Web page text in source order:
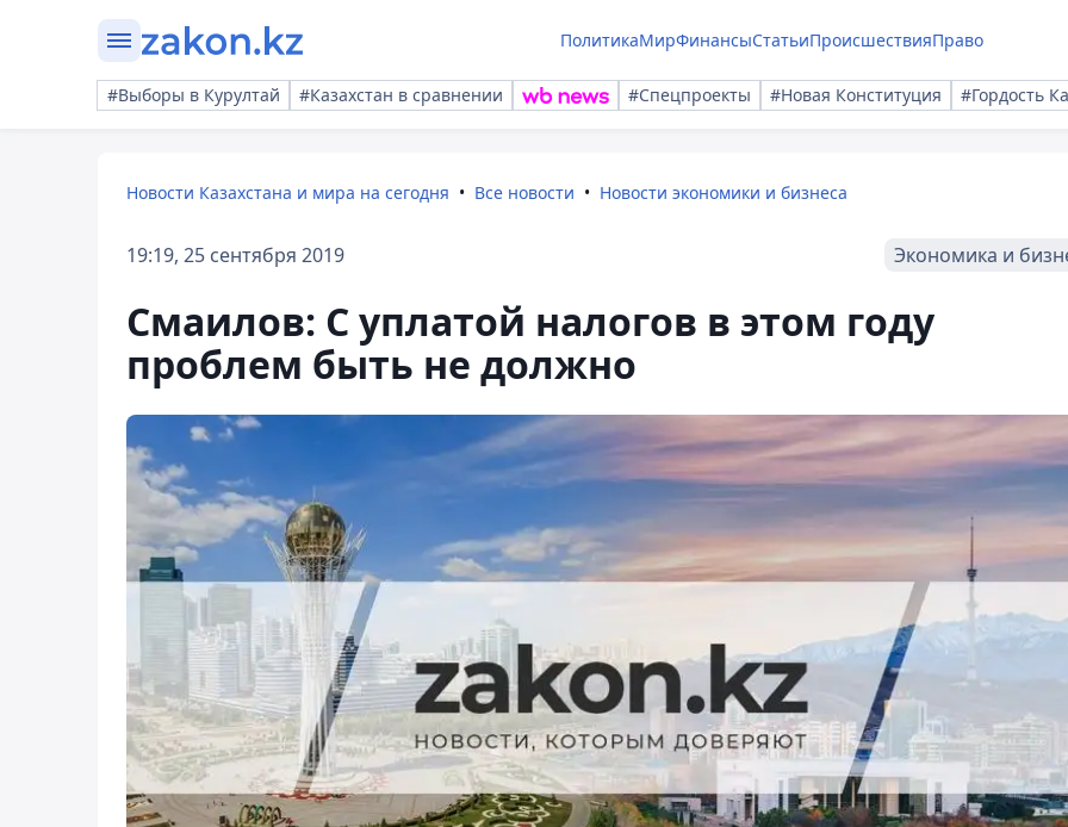
ПолитикаМирФинансыСтатьиПроисшествияПраво
#Выборы в Курултай #Казахстан в сравнении #Спецпроекты #Новая Конституция #Гордость
Новости Казахстана и мира на сегодня Все новости Новости экономики и бизнеса
19:19, 25 сентября 2019 Экономика и
Смаилов: С уплатой налогов в этом году
проблем быть не должно